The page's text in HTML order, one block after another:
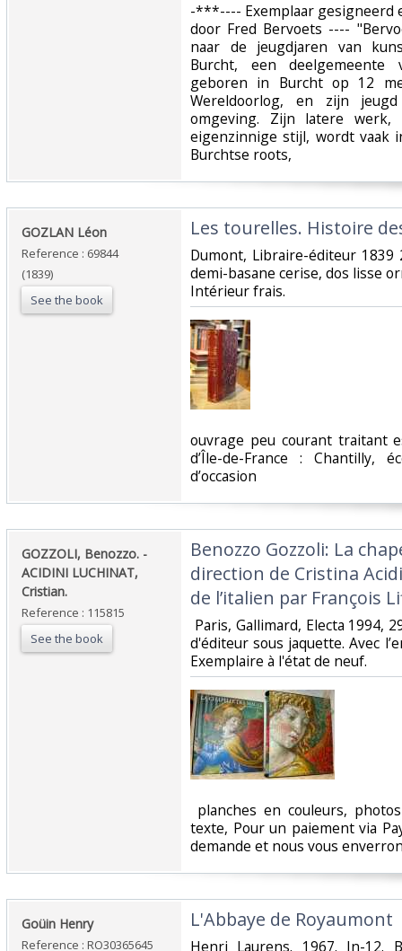
‎-***---- Exemplaar
door Fred Bervoets ----
naar de jeugdjaren van
Burcht, een
geboren in Burcht op 12
Wereldoorlog, en zijn
omgeving. Zijn latere
eigenzinnige stijl, wordt vaak
Burchtse roots,‎
‎GOZLAN Léon‎
Reference : 69844
(1839)
See the book
‎Les tourelles. Histoire
‎Dumont, Libraire-éditeur
demi-basane cerise, dos lisse
Intérieur frais.‎
‎ouvrage peu courant traitant
d’Île-de-France : Chantilly,
d’occasion ‎
‎GOZZOLI, Benozzo. -
ACIDINI LUCHINAT,
Cristian.‎
Reference : 115815
See the book
‎Benozzo Gozzoli: La
direction de Cristina
de l’italien par François
Paris, Gallimard, Electa 1994,
d'éditeur sous jaquette. Avec
Exemplaire à l'état de neuf.‎
planches en couleurs,
texte, Pour un paiement via
demande et nous vous
‎Goüin Henry‎
Reference : RO30365645
‎L'Abbaye de Royaumont‎
‎Henri Laurens. 1967. In-12.